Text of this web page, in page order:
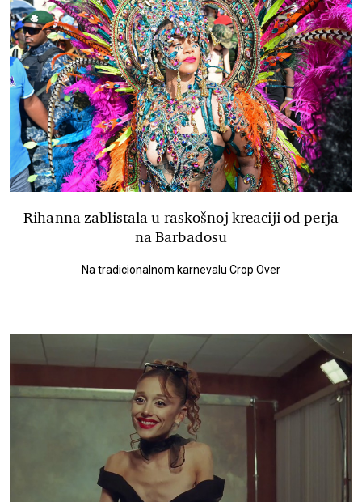
Rihanna zablistala u raskošnoj kreaciji od perja
na Barbadosu
Na tradicionalnom karnevalu Crop Over